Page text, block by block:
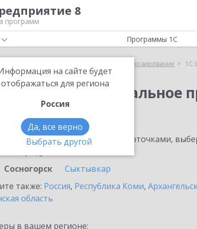
8
программ
на сайте будет
отображаться для региона
Россия
Да, все верно
Выбрать другой
Программы 1С
1С:Универсальное прогнозирование
1С:Универсальное
с информационными карточками,
продукта.
Сосногорск
Сыктывкар
также: Россия, Республика Коми,
область
в вашем регионе: